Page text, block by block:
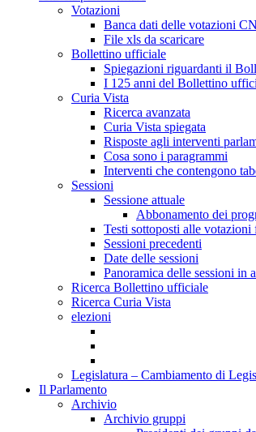
Votazioni
Banca dati delle votazioni CN
File xls da scaricare
Bollettino ufficiale
Spiegazioni riguardanti il
I 125 anni del Bollettino
Curia Vista
Ricerca avanzata
Curia Vista spiegata
Risposte agli interventi
Cosa sono i paragrammi
Interventi che contengono
Sessioni
Sessione attuale
Abbonamento dei
Testi sottoposti alle votazioni
Sessioni precedenti
Date delle sessioni
Panoramica delle sessioni in
Ricerca Bollettino ufficiale
Ricerca Curia Vista
elezioni
Legislatura – Cambiamento di
Il Parlamento
Archivio
Archivio gruppi